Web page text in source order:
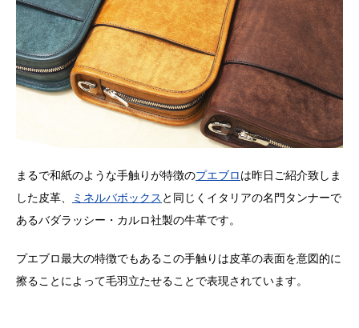
まるで和紙のような手触りが特徴のプエブロは昨日ご紹介致しま
した皮革、
ミネルバボックス と同じくイタリアの名門タンナーで
あるバダラッシー・カルロ社製の牛革です。
プエブロ最大の特徴でもあるこの手触りは皮革の表面を意図的に
擦ることによって毛羽立たせることで表現されています。